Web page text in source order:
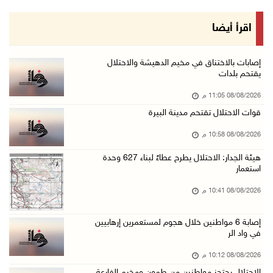
مستعمرون يهاجمون قرية أبو فلاح
مستعمرون يقتحمون بلدة بيت عور التحتا وقرية جل ...
فلسطين تدين الهجوم على ناقلة إماراتية في مضيق ...
08/آب/2026 06:25 م
شعراء غزة يوثقون النزوح والفقد بقصائد من الخي ...
08/آب/2026 06:23 م
08/آب/2026 06:20 م
08/آب/2026 05:52 م
الحايك: نقود جهودا وطنية لحماية المواقع الأثر ...
اقرأ أيضا
إصابات بالاختناق في مخيم الدهيشة والاحتلال
يقتحم بلدات
08/08/2026 11:05 م
قوات الاحتلال تقتحم مدينة البيرة
08/08/2026 10:58 م
هيئة الجدار: الاحتلال يطرح عطاءً لبناء 627 وحدة
استعمار
08/08/2026 10:41 م
إصابة 6 مواطنين خلال هجوم لمستعمرين إرهابيين
في واد الر
08/08/2026 10:12 م